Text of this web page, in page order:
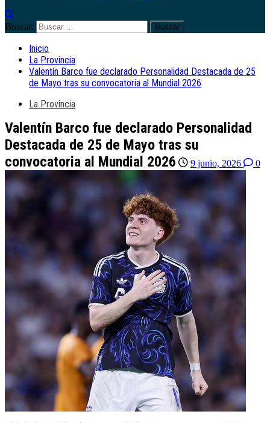
Buscar:
Inicio
La Provincia
Valentín Barco fue declarado Personalidad Destacada de 25
de Mayo tras su convocatoria al Mundial 2026
La Provincia
Valentín Barco fue declarado Personalidad
Destacada de 25 de Mayo tras su
convocatoria al Mundial 2026
9 junio, 2026 0